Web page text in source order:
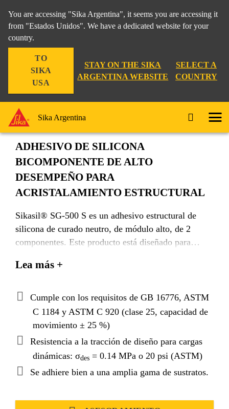
You are accessing "Sika Argentina", it seems you are accessing it
from "Estados Unidos". We have a dedicated website for your
country.
TO
SIKA
USA
STAY ON THE SIKA
ARGENTINA WEBSITE
SELECT A
COUNTRY
Sika Argentina
Sikasil® SG-500 S
ADHESIVO DE SILICONA
BICOMPONENTE DE ALTO
DESEMPEÑO PARA
ACRISTALAMIENTO ESTRUCTURAL
Sikasil® SG-500 S es un adhesivo estructural de
silicona de curado neutro, de módulo alto, de 2
componentes. Este producto está diseñado para
Lea más +
Cumple con los requisitos de GB 16776, ASTM
C 1184 y ASTM C 920 (clase 25, capacidad de
movimiento ± 25 %)
Resistencia a la tracción de diseño para cargas
dinámicas: σdes = 0.14 MPa o 20 psi (ASTM)
Se adhiere bien a una amplia gama de sustratos.